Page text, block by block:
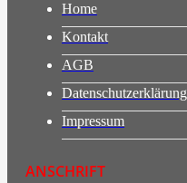
Home
Kontakt
AGB
Datenschutzerklärung
Impressum
ANSCHRIFT